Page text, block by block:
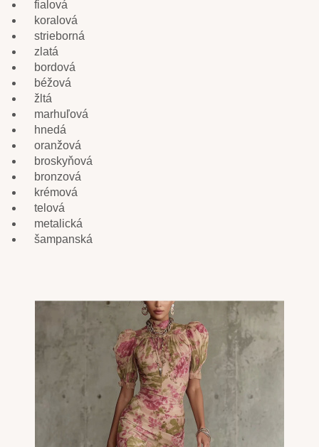
fialová
koralová
strieborná
zlatá
bordová
béžová
žltá
marhuľová
hnedá
oranžová
broskyňová
bronzová
krémová
telová
metalická
šampanská